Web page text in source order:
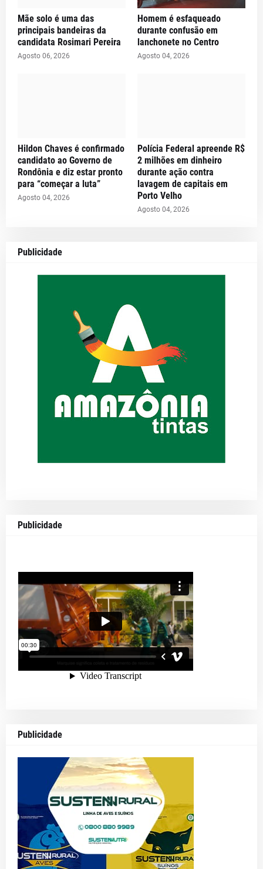
Mãe solo é uma das
principais bandeiras da
candidata Rosimari Pereira
Agosto 06, 2026
Homem é esfaqueado
durante confusão em
lanchonete no Centro
Agosto 04, 2026
Hildon Chaves é confirmado
candidato ao Governo de
Rondônia e diz estar pronto
para “começar a luta”
Agosto 04, 2026
Polícia Federal apreende R$
2 milhões em dinheiro
durante ação contra
lavagem de capitais em
Porto Velho
Agosto 04, 2026
Publicidade
Publicidade
Publicidade